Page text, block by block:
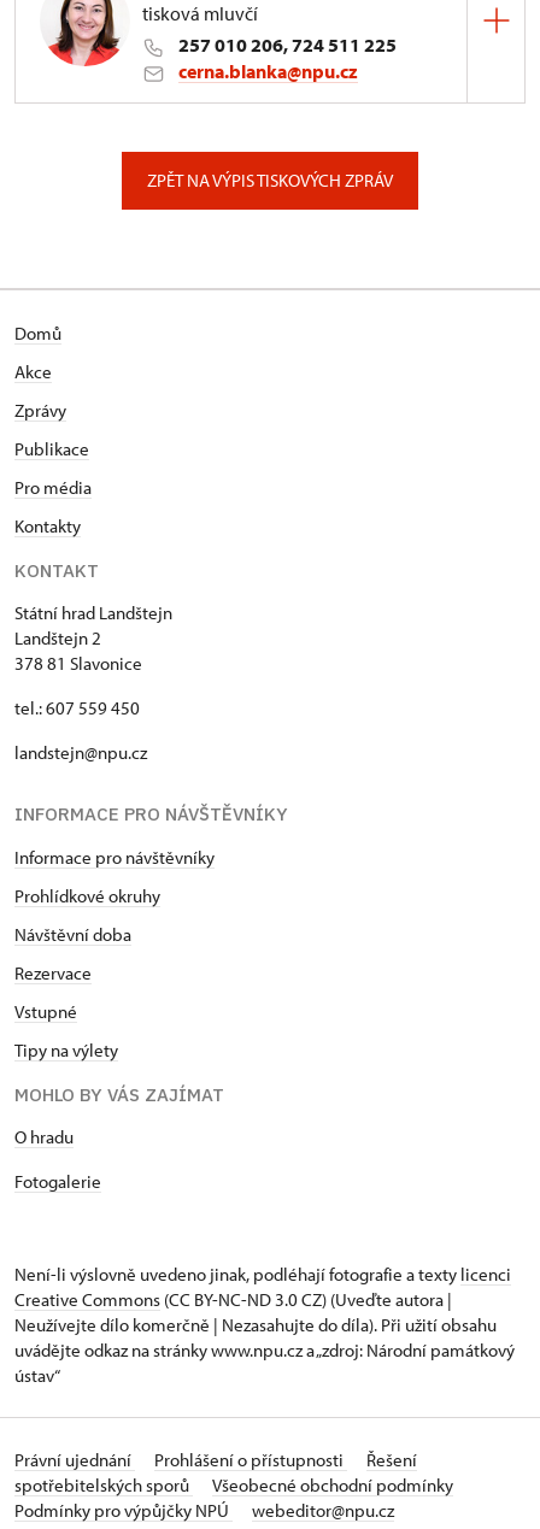
tisková mluvčí
257 010 206, 724 511 225
cerna.blanka@npu.cz
ZPĚT NA VÝPIS TISKOVÝCH ZPRÁV
Domů
Akce
Zprávy
Publikace
Pro média
Kontakty
KONTAKT
Státní hrad Landštejn
Landštejn 2
378 81 Slavonice
tel.: 607 559 450
landstejn@npu.cz
INFORMACE PRO NÁVŠTĚVNÍKY
Informace pro návštěvníky
Prohlídkové okruhy
Návštěvní doba
Rezervace
Vstupné
Tipy na výlety
MOHLO BY VÁS ZAJÍMAT
O hradu
Fotogalerie
Není-li výslovně uvedeno jinak, podléhají fotografie a texty licenci
Creative Commons (CC BY-NC-ND 3.0 CZ) (Uveďte autora |
Neužívejte dílo komerčně | Nezasahujte do díla). Při užití obsahu
uvádějte odkaz na stránky www.npu.cz a „zdroj: Národní památkový
ústav“
Právní ujednání Prohlášení o přístupnosti
Řešení
spotřebitelských sporů
Všeobecné obchodní podmínky
Podmínky pro výpůjčky NPÚ
webeditor@npu.cz